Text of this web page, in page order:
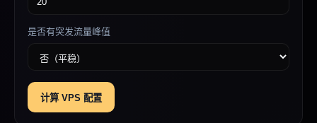
是否有突发流量峰值
计算 VPS 配置